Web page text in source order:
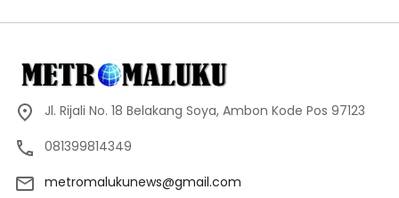
Jl. Rijali No. 18 Belakang Soya, Ambon Kode Pos 97123
081399814349
metromalukunews@gmail.com